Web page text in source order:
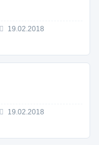
19.02.2018
19.02.2018